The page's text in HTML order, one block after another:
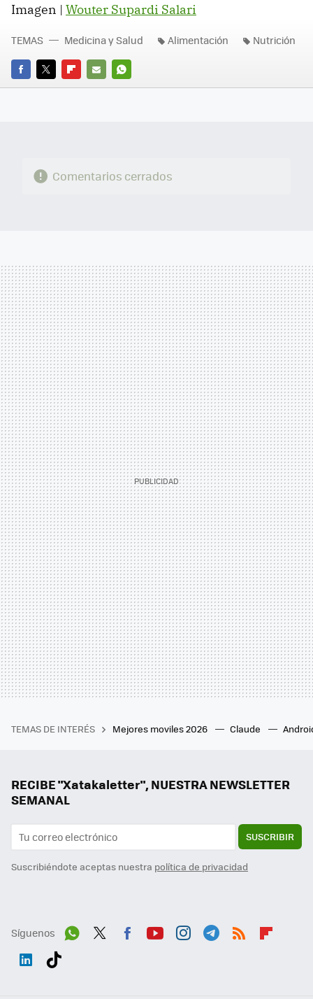
Imagen | Wouter Supardi Salari
FACEBOOK
TWITTERFLIPBOARD
E-
WHATSAPP
TEMAS Medicina y Salud Alimentación Nutrición
Comentarios cerrados
TEMAS DE INTERÉS Mejores moviles 2026 Claude
RECIBE "Xatakaletter", NUESTRA NEWSLETTER
SEMANAL
SUSCRIBIR
Suscribiéndote aceptas nuestra política de privacidad
Síguenos